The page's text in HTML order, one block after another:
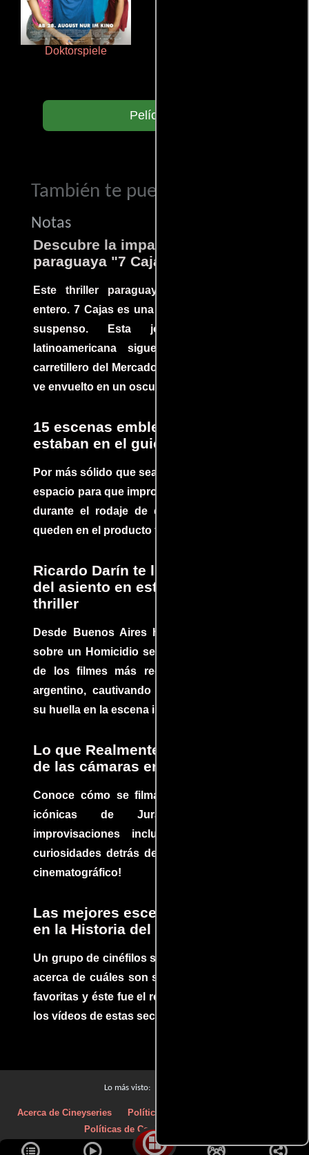
Doktorspiele
Películas
También te puede interesar...
Notas
Descubre la impactante película
paraguaya "7 Cajas"
Este thriller paraguayo cautivó al mundo
entero. 7 Cajas es una explosión de acción y
suspenso. Esta joya cinematográfica
latinoamericana sigue la historia de un
carretillero del Mercado 4 de Asunción que se
ve envuelto en un oscuro mundo de crimen
15 escenas emblemáticas que no
estaban en el guion
Por más sólido que sea un guión siempre hay
espacio para que improvisaciones que se dan
durante el rodaje de determinadas escenas
queden en el producto final.
Ricardo Darín te llevará al borde
del asiento en este increíble
thriller
Desde Buenos Aires hasta el mundo, Tesis
sobre un Homicidio se ha convertido en uno
de los filmes más recomendados del cine
argentino, cautivando audiencias y dejando
su huella en la escena internacional.
Lo que Realmente Sucedió detrás
de las cámaras en Jurassic Park
Conoce cómo se filmaron algunas escenas
icónicas de Jurassic Park, con
improvisaciones incluidas. ¡Descubre las
curiosidades detrás del rodaje de un clásico
cinematográfico!
Las mejores escenas de acción
en la Historia del cine
Un grupo de cinéfilos se juntaron para debatir
acerca de cuáles son sus escenas de acción
favoritas y éste fue el resultado. No te pierdas
los vídeos de estas secuencias inolvidables.
Lo más visto:
Acerca de Cineyseries Políticas de privacidad
Políticas de Cookies